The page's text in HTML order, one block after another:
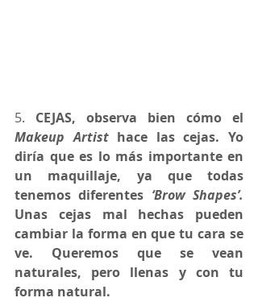
5.
Makeup Artist hace las cejas. Yo
diría que es lo más importante en
un maquillaje, ya que todas
tenemos diferentes
Unas cejas mal hechas pueden
cambiar la forma en que tu cara se
ve. Queremos que se vean
naturales, pero llenas y con tu
forma natural.